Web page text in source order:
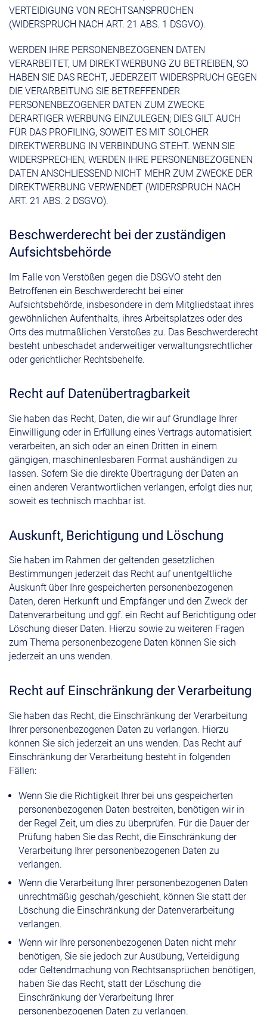
VERTEIDIGUNG VON RECHTSANSPRÜCHEN
(WIDERSPRUCH NACH ART. 21 ABS. 1 DSGVO).
WERDEN IHRE PERSONENBEZOGENEN DATEN
VERARBEITET, UM DIREKTWERBUNG ZU BETREIBEN, SO
HABEN SIE DAS RECHT, JEDERZEIT WIDERSPRUCH GEGEN
DIE VERARBEITUNG SIE BETREFFENDER
PERSONENBEZOGENER DATEN ZUM ZWECKE
DERARTIGER WERBUNG EINZULEGEN; DIES GILT AUCH
FÜR DAS PROFILING, SOWEIT ES MIT SOLCHER
DIREKTWERBUNG IN VERBINDUNG STEHT. WENN SIE
WIDERSPRECHEN, WERDEN IHRE PERSONENBEZOGENEN
DATEN ANSCHLIESSEND NICHT MEHR ZUM ZWECKE DER
DIREKTWERBUNG VERWENDET (WIDERSPRUCH NACH
ART. 21 ABS. 2 DSGVO).
Beschwerde­recht bei der zuständigen
Aufsichts­behörde
Im Falle von Verstößen gegen die DSGVO steht den
Betroffenen ein Beschwerderecht bei einer
Aufsichtsbehörde, insbesondere in dem Mitgliedstaat ihres
gewöhnlichen Aufenthalts, ihres Arbeitsplatzes oder des
Orts des mutmaßlichen Verstoßes zu. Das Beschwerderecht
besteht unbeschadet anderweitiger verwaltungsrechtlicher
oder gerichtlicher Rechtsbehelfe.
Recht auf Daten­übertrag­barkeit
Sie haben das Recht, Daten, die wir auf Grundlage Ihrer
Einwilligung oder in Erfüllung eines Vertrags automatisiert
verarbeiten, an sich oder an einen Dritten in einem
gängigen, maschinenlesbaren Format aushändigen zu
lassen. Sofern Sie die direkte Übertragung der Daten an
einen anderen Verantwortlichen verlangen, erfolgt dies nur,
soweit es technisch machbar ist.
Auskunft, Berichtigung und Löschung
Sie haben im Rahmen der geltenden gesetzlichen
Bestimmungen jederzeit das Recht auf unentgeltliche
Auskunft über Ihre gespeicherten personenbezogenen
Daten, deren Herkunft und Empfänger und den Zweck der
Datenverarbeitung und ggf. ein Recht auf Berichtigung oder
Löschung dieser Daten. Hierzu sowie zu weiteren Fragen
zum Thema personenbezogene Daten können Sie sich
jederzeit an uns wenden.
Recht auf Einschränkung der Verarbeitung
Sie haben das Recht, die Einschränkung der Verarbeitung
Ihrer personenbezogenen Daten zu verlangen. Hierzu
können Sie sich jederzeit an uns wenden. Das Recht auf
Einschränkung der Verarbeitung besteht in folgenden
Fällen:
Wenn Sie die Richtigkeit Ihrer bei uns gespeicherten
personenbezogenen Daten bestreiten, benötigen wir in
der Regel Zeit, um dies zu überprüfen. Für die Dauer der
Prüfung haben Sie das Recht, die Einschränkung der
Verarbeitung Ihrer personenbezogenen Daten zu
verlangen.
Wenn die Verarbeitung Ihrer personenbezogenen Daten
unrechtmäßig geschah/geschieht, können Sie statt der
Löschung die Einschränkung der Datenverarbeitung
verlangen.
Wenn wir Ihre personenbezogenen Daten nicht mehr
benötigen, Sie sie jedoch zur Ausübung, Verteidigung
oder Geltendmachung von Rechtsansprüchen benötigen,
haben Sie das Recht, statt der Löschung die
Einschränkung der Verarbeitung Ihrer
personenbezogenen Daten zu verlangen.